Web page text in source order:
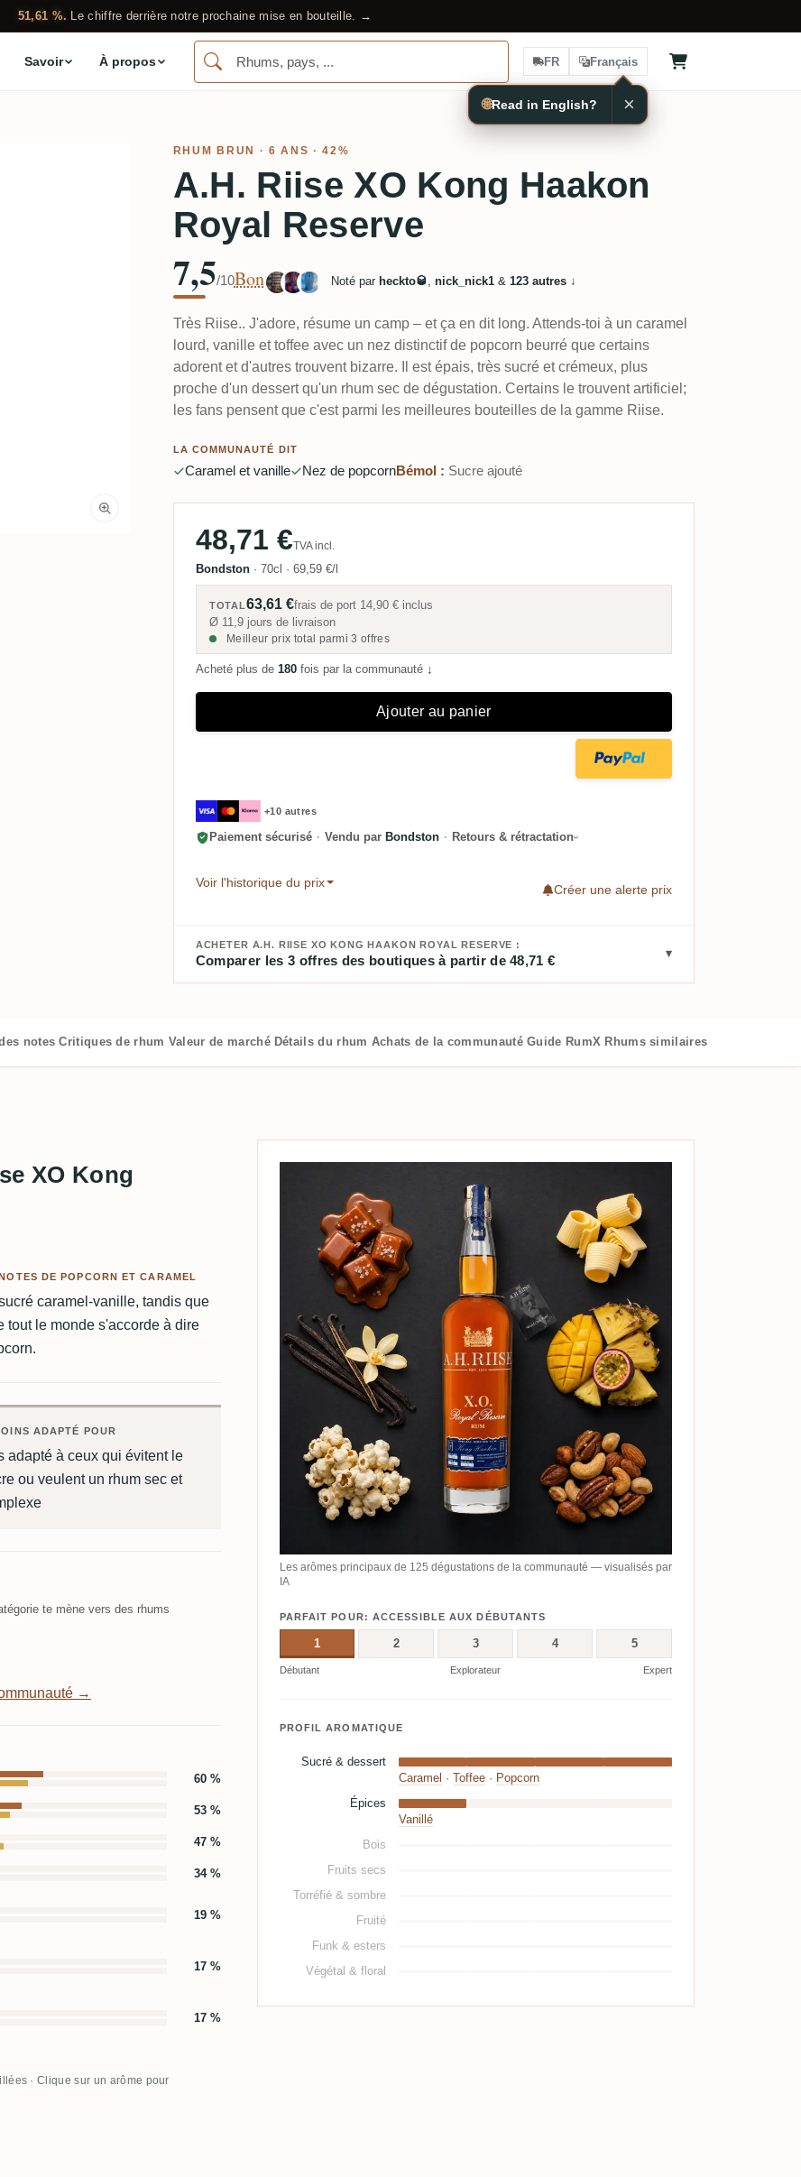
51,61 %. Le chiffre derrière notre prochaine mise en bouteille. →
Savoir À propos FR Français
RHUM BRUN · 6 ANS · 42%
A.H. Riise XO Kong Haakon
Royal Reserve
7,5/10Bon Noté par heckto🥃 , nick_nick1& 123 autres↓
Très Riise.. J'adore, résume un camp – et ça en dit long. Attends-toi à un caramel
lourd, vanille et toffee avec un nez distinctif de popcorn beurré que certains
adorent et d'autres trouvent bizarre. Il est épais, très sucré et crémeux, plus
proche d'un dessert qu'un rhum sec de dégustation. Certains le trouvent artificiel;
les fans pensent que c'est parmi les meilleures bouteilles de la gamme Riise.
LA COMMUNAUTÉ DIT
Caramel et vanille Nez de popcornBémol : Sucre ajouté
48,71 €TVA incl.
Bondston · 70cl · 69,59 €/l
TOTAL63,61 €frais de port 14,90 € inclus
Ø 11,9 jours de livraison
Meilleur prix total parmi 3 offres
Acheté plus de 180fois par la communauté ↓
Ajouter au panier
+10 autres
Paiement sécurisé · Vendu par Bondston · Retours & rétractation
Voir l'historique du prix
Créer une alerte prix
ACHETER A.H. RIISE XO KONG HAAKON ROYAL RESERVE :
Comparer les 3 offres des boutiques à partir de 48,71 €
notes Critiques de rhum Valeur de marché Détails du rhum Achats de la communauté Guide RumX Rhums similaires
XO Kong
DE POPCORN ET CARAMEL
caramel-vanille, tandis que
tout le monde s'accorde à dire
ADAPTÉ POUR
adapté à ceux qui évitent le
ou veulent un rhum sec et
te mène vers des rhums
→
60 %
53 %
47 %
34 %
19 %
17 %
17 %
· Clique sur un arôme pour
Les arômes principaux de 125 dégustations de la communauté — visualisés par
IA
PARFAIT POUR: ACCESSIBLE AUX DÉBUTANTS
1 2 3 4 5
Débutant Explorateur Expert
PROFIL AROMATIQUE
Sucré & dessert
Caramel · Toffee· Popcorn
Épices
Vanillé
Bois
Fruits secs
Torréfié & sombre
Fruité
Funk & esters
Végétal & floral
🌐Read in English? ×